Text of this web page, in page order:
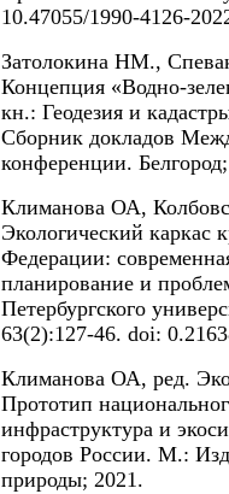
10.47055/1990-4126-
Затолокина НМ.,
Концепция «Водно-
кн.: Геодезия и
Сборник докладов
конференции.
Климанова ОА,
Экологический каркас
Федерации:
планирование и
Петербургского
63(2):127-46. doi:
Климанова ОА, ред.
Прототип
инфраструктура и
городов России. М.:
природы; 2021.